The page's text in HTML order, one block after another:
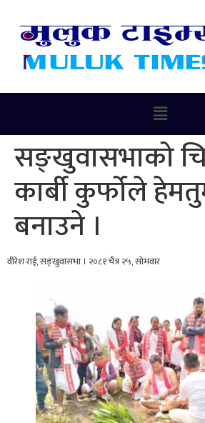
सङ्खुवासभाको
कार्बी कुर्फोले
बनाउने ।
वीरेश राई, सङ्खुवासभा । २०८१ चैत्र २५, सोमवार